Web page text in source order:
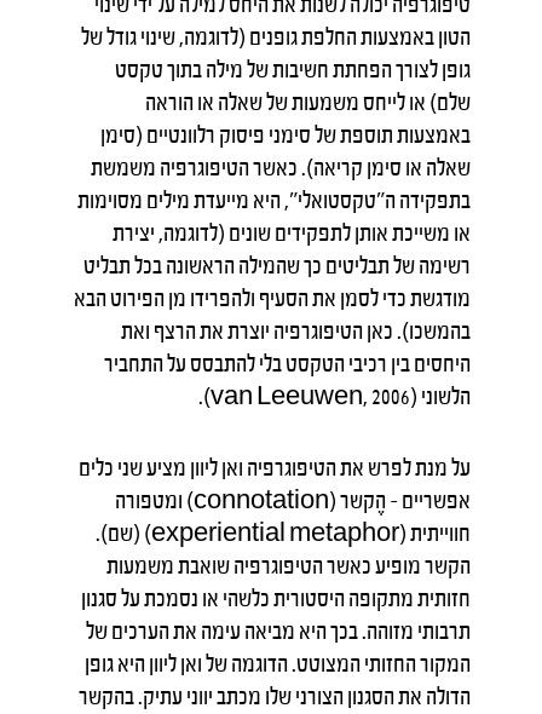
הטון באמצעות החלפת גופנים (לדוגמה, שינוי גודל של
גופן לצורך הפחתת חשיבות של מילה בתוך טקסט
שלם) או לייחס משמעות של שאלה או הוראה
באמצעות תוספת של סימני פיסוק רלוונטיים (סימן
שאלה או סימן קריאה). כאשר הטיפוגרפיה משמשת
בתפקידה ה"טקסטואלי", היא מייעדת מילים מסוימות
או משייכת אותן לתפקידים שונים (לדוגמה, יצירת
רשימה של תבליטים כך שהמילה הראשונה בכל תבליט
מודגשת כדי לסמן את הסעיף ולהפרידו מן הפירוט הבא
בהמשכו). כאן הטיפוגרפיה יוצרת את הרצף ואת
היחסים בין רכיבי הטקסט בלי להתבסס על התחביר
הלשוני (van Leeuwen, 2006).
על מנת לפרש את הטיפוגרפיה ואן ליוון מציע שני כלים
אפשריים – הֶקשר (connotation) ומטפורה
חווייתית (experiential metaphor) (שם).
הקשר מופיע כאשר הטיפוגרפיה שואבת משמעות
חזותית מתקופה היסטורית כלשהי או נסמכת על סגנון
תרבותי מזוהה. בכך היא מביאה עימה את הערכים של
המקור החזותי המצוטט. הדוגמה של ואן ליוון היא גופן
הדולה את הסגנון הצורני שלו מכתב יווני עתיק. בהקשר